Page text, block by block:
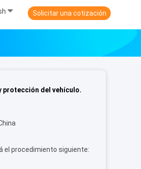
Solicitar una cotización
protección del vehículo.
el procedimiento siguiente: